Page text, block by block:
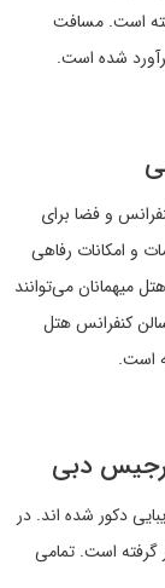
است. مسافت
باشگاه تناسب اندام، 8 سالن کنفرانس و فضا برای
و امکانات رفاهی
میهمانان می‌توانند
هتل
است.
دبی
دکور شده اند. در
گرفته است. تمامی